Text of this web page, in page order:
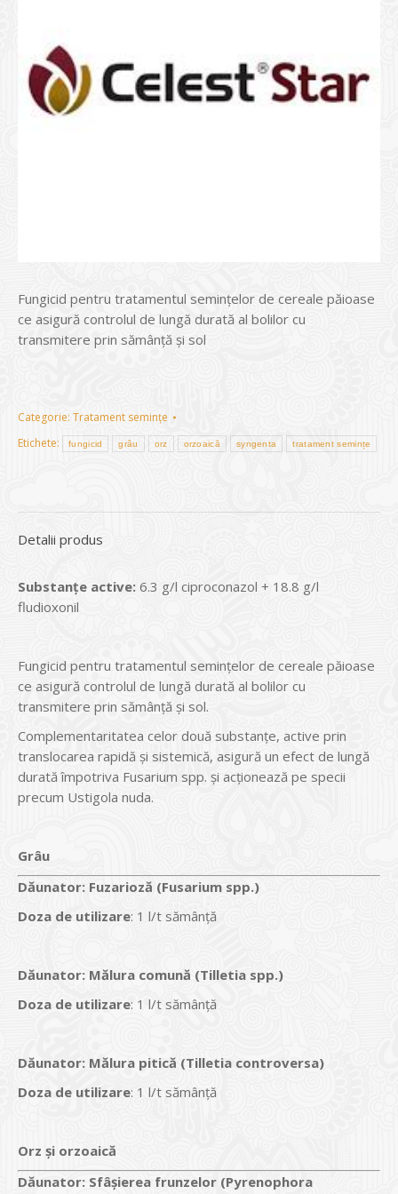
Fungicid pentru tratamentul seminţelor de cereale păioase
ce asigură controlul de lungă durată al bolilor cu
transmitere prin sămânţă şi sol
Categorie: Tratament semințe
Etichete:
fungicid grâu orz orzoaică syngenta tratament semințe
Detalii produs
Substanțe active: 6.3 g/l ciproconazol + 18.8 g/l
fludioxonil
Fungicid pentru tratamentul seminţelor de cereale păioase
ce asigură controlul de lungă durată al bolilor cu
transmitere prin sămânţă şi sol.
Complementaritatea celor două substanțe, active prin
translocarea rapidă și sistemică, asigură un efect de lungă
durată împotriva Fusarium spp. și acționează pe specii
precum Ustigola nuda.
Grâu
Dăunator: Fuzarioză (Fusarium spp.)
Doza de utilizare: 1 l/t sămânţă
Dăunator: Mălura comună (Tilletia spp.)
Doza de utilizare: 1 l/t sămânţă
Dăunator: Mălura pitică (Tilletia controversa)
Doza de utilizare: 1 l/t sămânţă
Orz şi orzoaică
Dăunator: Sfâșierea frunzelor (Pyrenophora